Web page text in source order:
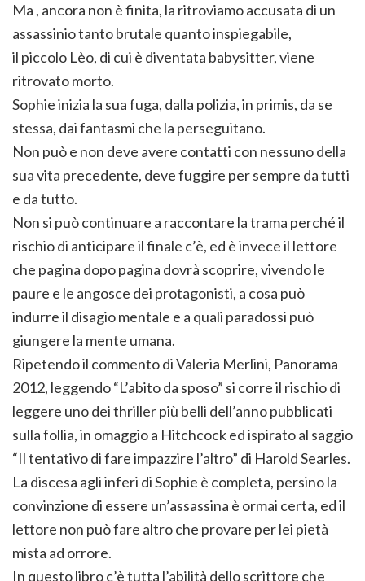
Ma , ancora non è finita, la ritroviamo accusata di un
assassinio tanto brutale quanto inspiegabile,
il piccolo Lèo, di cui è diventata babysitter, viene
ritrovato morto.
Sophie inizia la sua fuga, dalla polizia, in primis, da se
stessa, dai fantasmi che la perseguitano.
Non può e non deve avere contatti con nessuno della
sua vita precedente, deve fuggire per sempre da tutti
e da tutto.
Non si può continuare a raccontare la trama perché il
rischio di anticipare il finale c’è, ed è invece il lettore
che pagina dopo pagina dovrà scoprire, vivendo le
paure e le angosce dei protagonisti, a cosa può
indurre il disagio mentale e a quali paradossi può
giungere la mente umana.
Ripetendo il commento di Valeria Merlini, Panorama
2012, leggendo “L’abito da sposo” si corre il rischio di
leggere uno dei thriller più belli dell’anno pubblicati
sulla follia, in omaggio a Hitchcock ed ispirato al saggio
“Il tentativo di fare impazzire l’altro” di Harold Searles.
La discesa agli inferi di Sophie è completa, persino la
convinzione di essere un’assassina è ormai certa, ed il
lettore non può fare altro che provare per lei pietà
mista ad orrore.
In questo libro c’è tutta l’abilità dello scrittore che